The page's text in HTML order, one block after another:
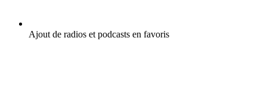
Ajout de radios et podcasts en favoris